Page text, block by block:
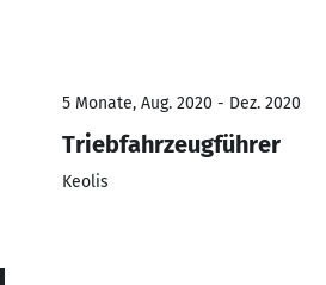
5 Monate, Aug. 2020 - Dez. 2020
Triebfahrzeugführer
Keolis